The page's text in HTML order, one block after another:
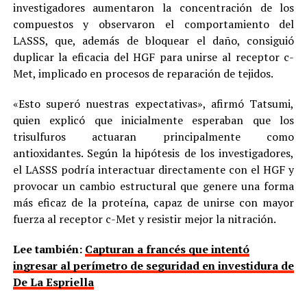
investigadores aumentaron la concentración de los
compuestos y observaron el comportamiento del
LASSS, que, además de bloquear el daño, consiguió
duplicar la eficacia del HGF para unirse al receptor c-
Met, implicado en procesos de reparación de tejidos.
«Esto superó nuestras expectativas», afirmó Tatsumi,
quien explicó que inicialmente esperaban que los
trisulfuros actuaran principalmente como
antioxidantes. Según la hipótesis de los investigadores,
el LASSS podría interactuar directamente con el HGF y
provocar un cambio estructural que genere una forma
más eficaz de la proteína, capaz de unirse con mayor
fuerza al receptor c-Met y resistir mejor la nitración.
Lee también: Capturan a francés que intentó
ingresar al perímetro de seguridad en investidura de
De La Espriella